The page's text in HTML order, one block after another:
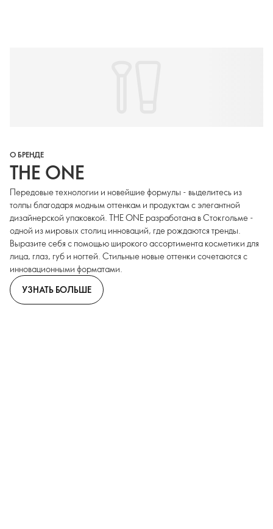
О БРЕНДЕ
THE ONE
Передовые технологии и новейшие формулы - выделитесь из
толпы благодаря модным оттенкам и продуктам с элегантной
дизайнерской упаковкой. THE ONE разработана в Стокгольме -
одной из мировых столиц инноваций, где рождаются тренды.
Выразите себя с помощью широкого ассортимента косметики для
лица, глаз, губ и ногтей. Стильные новые оттенки сочетаются с
инновационными форматами.
УЗНАТЬ БОЛЬШЕ